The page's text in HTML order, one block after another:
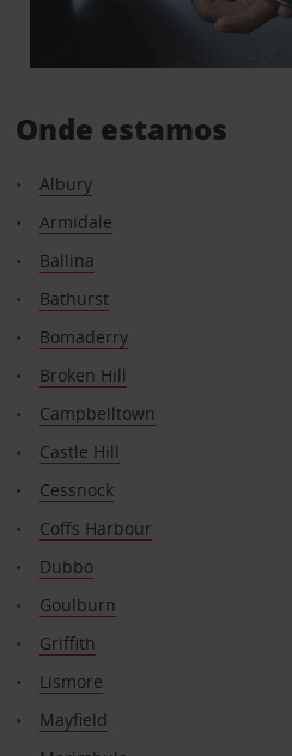
Onde estamos
Albury
Armidale
Ballina
Bathurst
Bomaderry
Broken Hill
Campbelltown
Castle Hill
Cessnock
Coffs Harbour
Dubbo
Goulburn
Griffith
Lismore
Mayfield